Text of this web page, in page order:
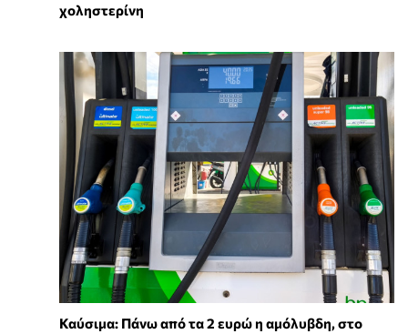
χοληστερίνη
Καύσιμα: Πάνω από τα 2 ευρώ η αμόλυβδη, στο